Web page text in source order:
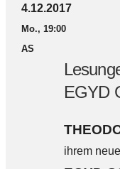
4.12.2017
Mo., 19:00
AS
EGYD
ihrem